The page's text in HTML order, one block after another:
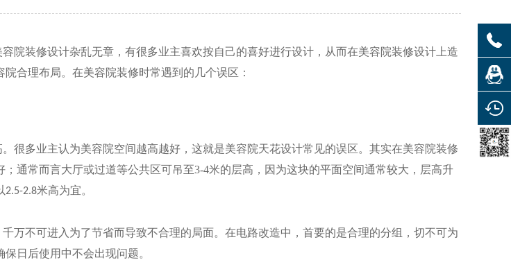
院装修设计杂乱无章，有很多业主喜欢按自己的喜好进行设计，从而在美容院装修设计上造
合理布局。在美容院装修时常遇到的几个误区：
很多业主认为美容院空间越高越好，这就是美容院天花设计常见的误区。其实在美容院装修
通常而言大厅或过道等公共区可吊至3-4米的层高，因为这块的平面空间通常较大，层高升
2.5-2.8米高为宜。
万不可进入为了节省而导致不合理的局面。在电路改造中，首要的是合理的分组，切不可为
日后使用中不会出现问题。